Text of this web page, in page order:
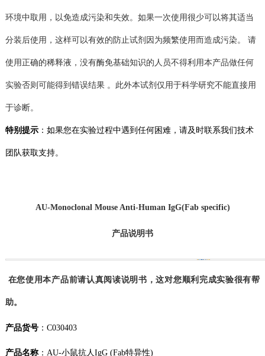
环境中取用，以免造成污染和失效。如果一次使用很少可以将其适当
分装后使用，这样可以有效的防止试剂 因为频繁使用而造成污染。 请
使用正确的稀释液，没有酶免基础知识的人员不得利用本产品做任何
实验否则可能得到错误结果 。此外本试剂仅用于科学研究不能直接用
于诊断。
特别提示：如果您在实验过程中遇到任何困难，请及时联系我们技术
团队获取支持。
AU-Monoclonal Mouse Anti-Human IgG(Fab specific)
产品说明书
在您使用本产品前请认真阅读说明书，这对您顺利完成实验很有帮
助。
产品货号： C030403
产品名称： AU-小鼠抗人IgG (Fab特异性)